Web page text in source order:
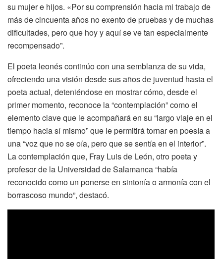
su mujer e hijos. «Por su comprensión hacia mi trabajo de
más de cincuenta años no exento de pruebas y de muchas
dificultades, pero que hoy y aquí se ve tan especialmente
recompensado”.
El poeta leonés continúo con una semblanza de su vida,
ofreciendo una visión desde sus años de juventud hasta el
poeta actual, deteniéndose en mostrar cómo, desde el
primer momento, reconoce la “contemplación” como el
elemento clave que le acompañará en su “largo viaje en el
tiempo hacia sí mismo” que le permitirá tornar en poesía a
una “voz que no se oía, pero que se sentía en el interior”.
La contemplación que, Fray Luis de León, otro poeta y
profesor de la Universidad de Salamanca “había
reconocido como un ponerse en sintonía o armonía con el
borrascoso mundo”, destacó.